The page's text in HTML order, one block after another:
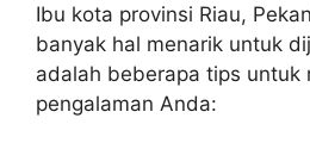
Ibu kota provinsi Riau,
banyak hal menarik untuk
adalah beberapa tips untuk
pengalaman Anda: